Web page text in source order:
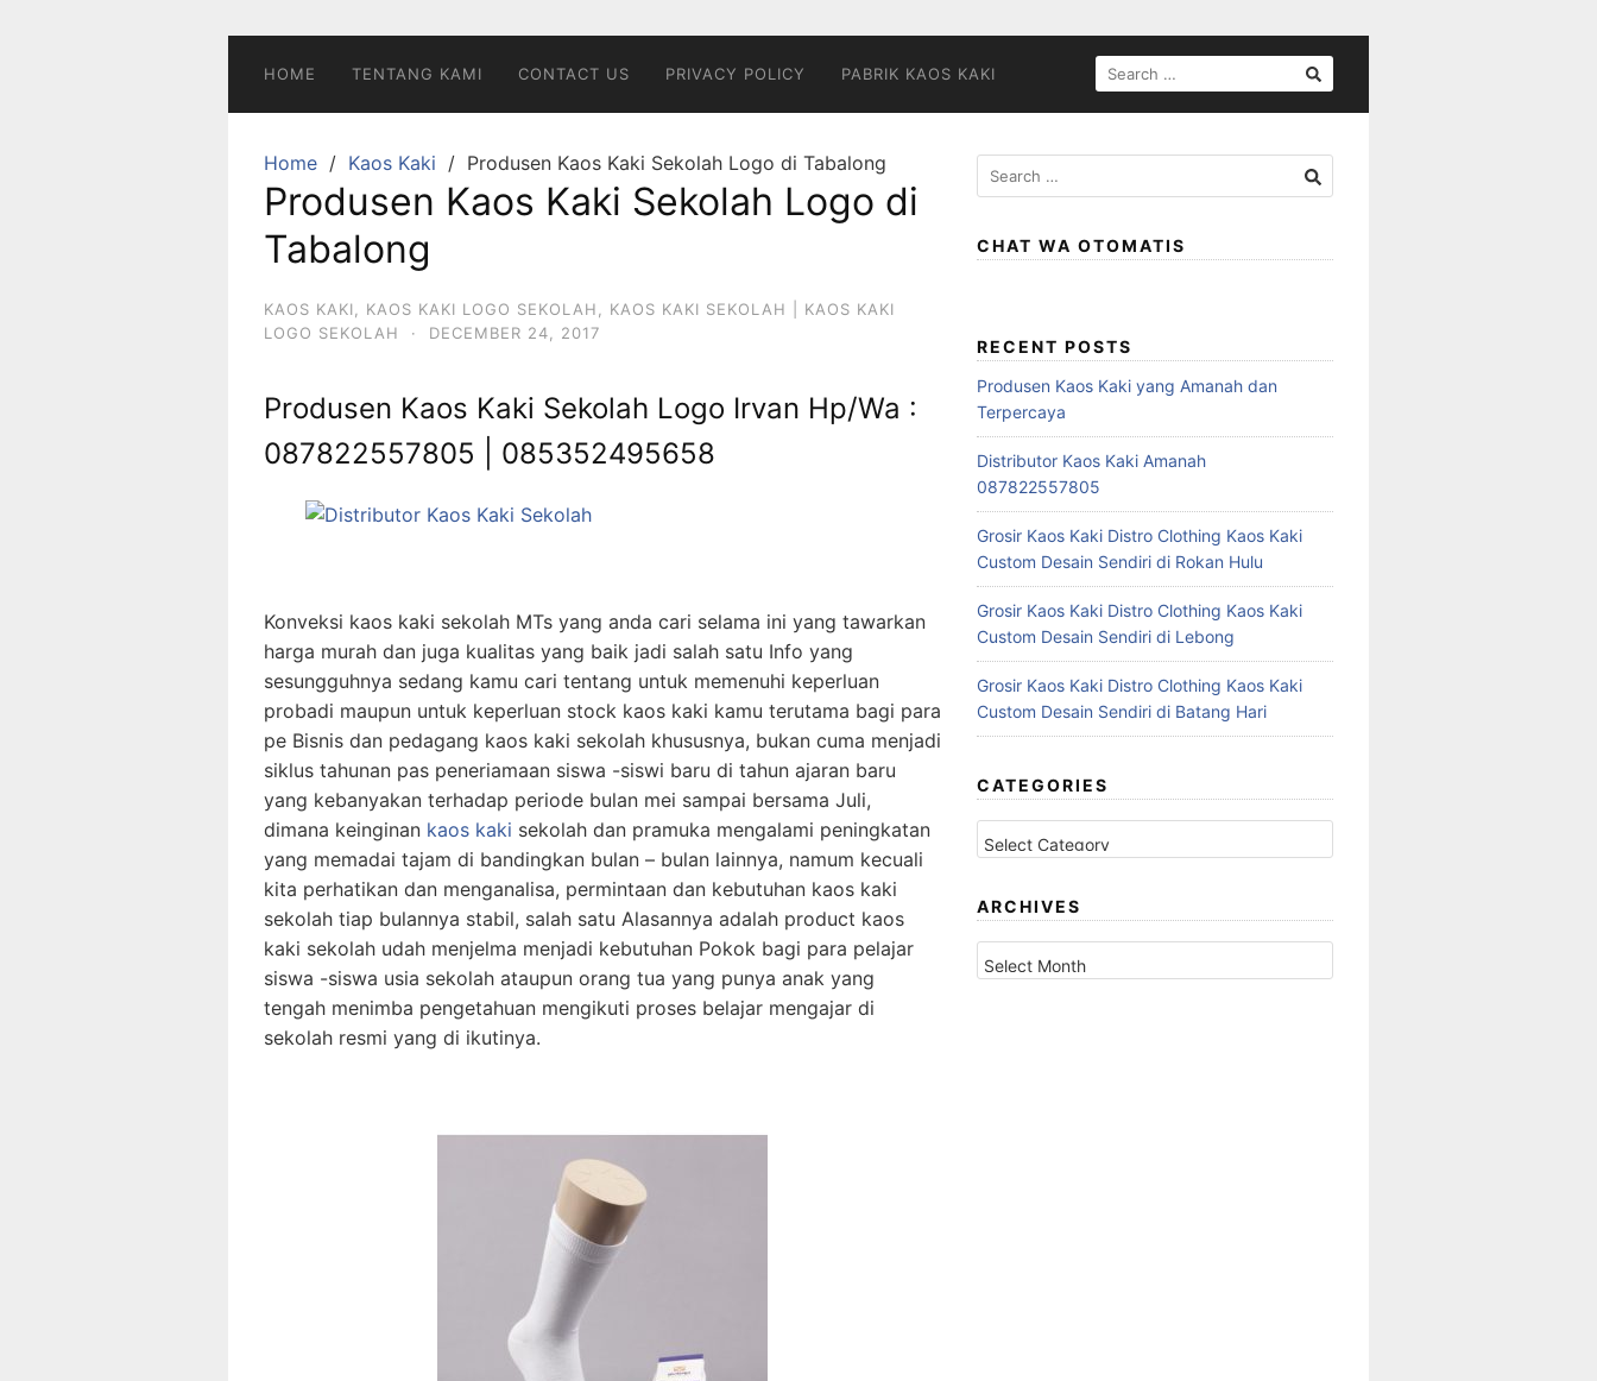
HOME TENTANG KAMI CONTACT US PRIVACY POLICY PABRIK KAOS KAKI
SEARCH
FOR:
Home Kaos Kaki Produsen Kaos Kaki Sekolah Logo di Tabalong
Produsen Kaos Kaki Sekolah Logo di
Tabalong
KAOS KAKI KAOS KAKI LOGO SEKOLAH
KAOS KAKI SEKOLAH | KAOS KAKI
LOGO SEKOLAH
· DECEMBER 24, 2017
Produsen Kaos Kaki Sekolah Logo Irvan Hp/Wa :
087822557805 | 085352495658
Konveksi kaos kaki sekolah MTs yang anda cari selama ini yang tawarkan
harga murah dan juga kualitas yang baik jadi salah satu Info yang
sesungguhnya sedang kamu cari tentang untuk memenuhi keperluan
probadi maupun untuk keperluan stock kaos kaki kamu terutama bagi para
pe Bisnis dan pedagang kaos kaki sekolah khususnya, bukan cuma menjadi
siklus tahunan pas peneriamaan siswa -siswi baru di tahun ajaran baru
yang kebanyakan terhadap periode bulan mei sampai bersama Juli,
dimana keinginan kaos kaki sekolah dan pramuka mengalami peningkatan
yang memadai tajam di bandingkan bulan – bulan lainnya, namum kecuali
kita perhatikan dan menganalisa, permintaan dan kebutuhan kaos kaki
sekolah tiap bulannya stabil, salah satu Alasannya adalah product kaos
kaki sekolah udah menjelma menjadi kebutuhan Pokok bagi para pelajar
siswa -siswa usia sekolah ataupun orang tua yang punya anak yang
tengah menimba pengetahuan mengikuti proses belajar mengajar di
sekolah resmi yang di ikutinya.
Search
for:
CHAT WA OTOMATIS
RECENT POSTS
Produsen Kaos Kaki yang Amanah dan
Terpercaya
Distributor Kaos Kaki Amanah
087822557805
Grosir Kaos Kaki Distro Clothing Kaos Kaki
Custom Desain Sendiri di Rokan Hulu
Grosir Kaos Kaki Distro Clothing Kaos Kaki
Custom Desain Sendiri di Lebong
Grosir Kaos Kaki Distro Clothing Kaos Kaki
Custom Desain Sendiri di Batang Hari
CATEGORIES
Categories
ARCHIVES
Archives